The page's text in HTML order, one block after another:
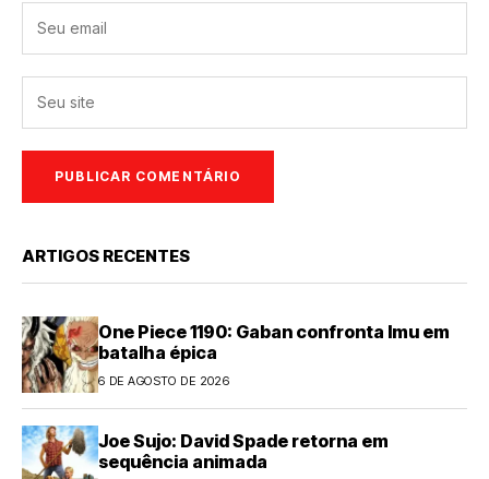
ARTIGOS RECENTES
One Piece 1190: Gaban confronta Imu em
batalha épica
6 DE AGOSTO DE 2026
Joe Sujo: David Spade retorna em
sequência animada